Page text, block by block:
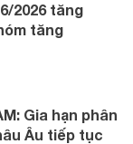
2026 tăng
tăng
Gia hạn phân
Âu tiếp tục